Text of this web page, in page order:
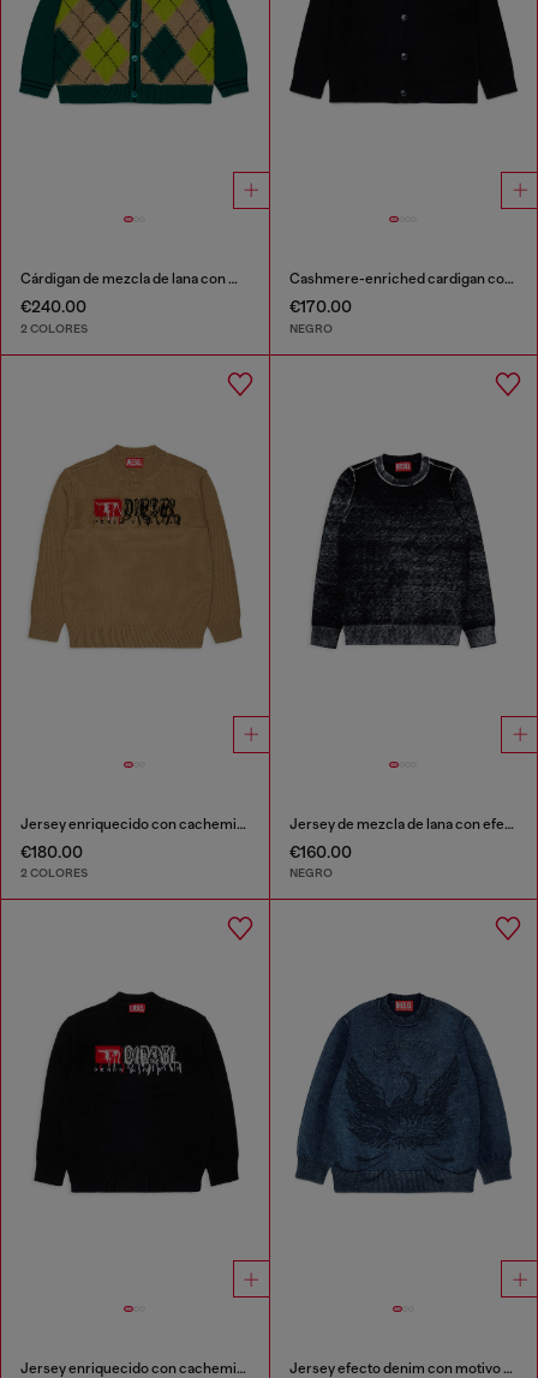
Cárdigan de mezcla de lana con motivo argyle
€240.00
2 COLORES
Cashmere-enriched cardigan con Logo Oval D
€170.00
NEGRO
Jersey enriquecido con cachemir y logo desgastado
€180.00
2 COLORES
Jersey de mezcla de lana con efecto de color irregular
€160.00
NEGRO
Jersey enriquecido con cachemir y logo desgastado Jersey efecto denim con motivo de fénix